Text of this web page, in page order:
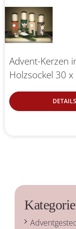
Advent-Kerzen
Holzsockel 30
DETAILS